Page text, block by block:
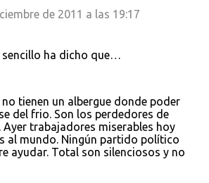
de 2011 a las 19:17
sencillo ha dicho que…
tienen un albergue donde poder
del frio. Son los perdedores de
Ayer trabajadores miserables hoy
al mundo. Ningún partido político
ayudar. Total son silenciosos y no